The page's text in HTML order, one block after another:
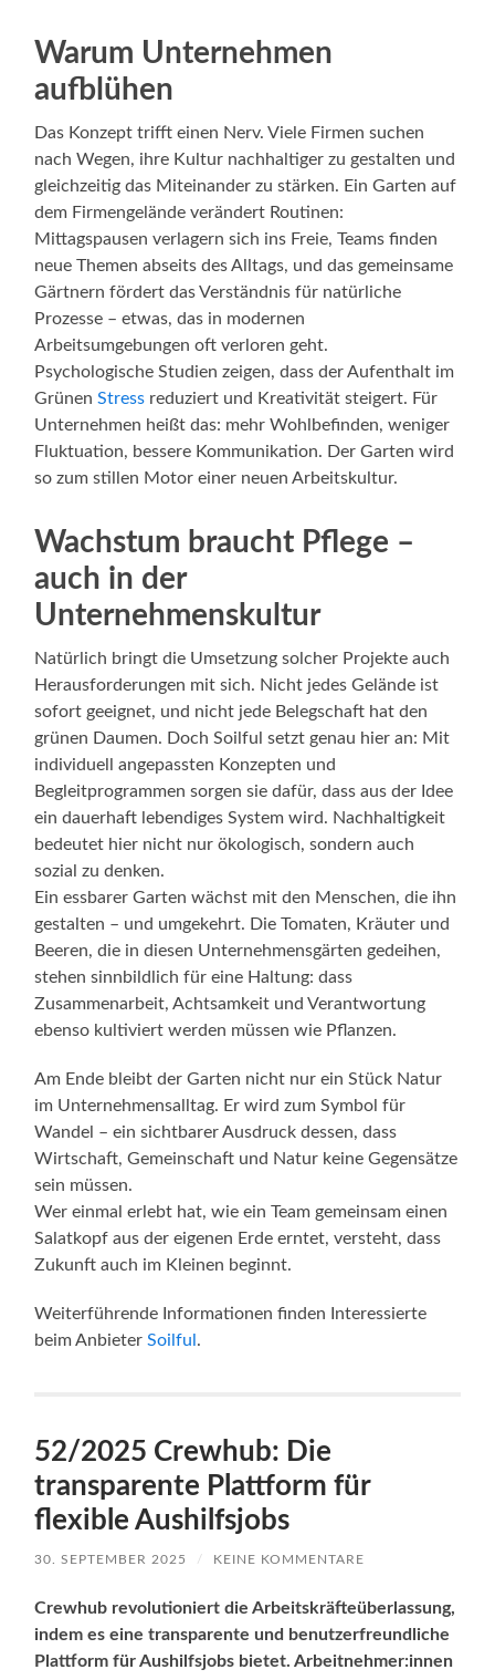
Warum Unternehmen
aufblühen
Das Konzept trifft einen Nerv. Viele Firmen suchen
nach Wegen, ihre Kultur nachhaltiger zu gestalten und
gleichzeitig das Miteinander zu stärken. Ein Garten auf
dem Firmengelände verändert Routinen:
Mittagspausen verlagern sich ins Freie, Teams finden
neue Themen abseits des Alltags, und das gemeinsame
Gärtnern fördert das Verständnis für natürliche
Prozesse – etwas, das in modernen
Arbeitsumgebungen oft verloren geht.
Psychologische Studien zeigen, dass der Aufenthalt im
GrünenStress reduziert und Kreativität steigert. Für
Unternehmen heißt das: mehr Wohlbefinden, weniger
Fluktuation, bessere Kommunikation. Der Garten wird
so zum stillen Motor einer neuen Arbeitskultur.
Wachstum braucht Pflege –
auch in der
Unternehmenskultur
Natürlich bringt die Umsetzung solcher Projekte auch
Herausforderungen mit sich. Nicht jedes Gelände ist
sofort geeignet, und nicht jede Belegschaft hat den
grünen Daumen. Doch Soilful setzt genau hier an: Mit
individuell angepassten Konzepten und
Begleitprogrammen sorgen sie dafür, dass aus der Idee
ein dauerhaft lebendiges System wird. Nachhaltigkeit
bedeutet hier nicht nur ökologisch, sondern auch
sozial zu denken.
Ein essbarer Garten wächst mit den Menschen, die ihn
gestalten – und umgekehrt. Die Tomaten, Kräuter und
Beeren, die in diesen Unternehmensgärten gedeihen,
stehen sinnbildlich für eine Haltung: dass
Zusammenarbeit, Achtsamkeit und Verantwortung
ebenso kultiviert werden müssen wie Pflanzen.
Am Ende bleibt der Garten nicht nur ein Stück Natur
im Unternehmensalltag. Er wird zum Symbol für
Wandel – ein sichtbarer Ausdruck dessen, dass
Wirtschaft, Gemeinschaft und Natur keine Gegensätze
sein müssen.
Wer einmal erlebt hat, wie ein Team gemeinsam einen
Salatkopf aus der eigenen Erde erntet, versteht, dass
Zukunft auch im Kleinen beginnt.
Weiterführende Informationen finden Interessierte
beim AnbieterSoilful .
52/2025 Crewhub: Die
transparente Plattform für
flexible Aushilfsjobs
30. SEPTEMBER 2025 / KEINE KOMMENTARE
Crewhub revolutioniert die Arbeitskräfteüberlassung,
indem es eine transparente und benutzerfreundliche
Plattform für Aushilfsjobs bietet. Arbeitnehmer:innen